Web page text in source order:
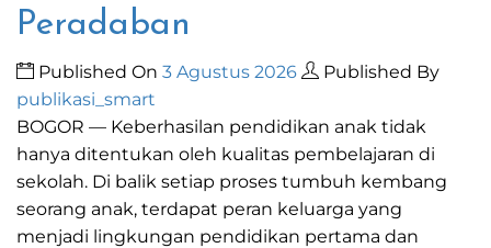
Peradaban
Published On 3 Agustus 2026
Published By
publikasi_smart
BOGOR — Keberhasilan pendidikan anak tidak
hanya ditentukan oleh kualitas pembelajaran di
sekolah. Di balik setiap proses tumbuh kembang
seorang anak, terdapat peran keluarga yang
menjadi lingkungan pendidikan pertama dan